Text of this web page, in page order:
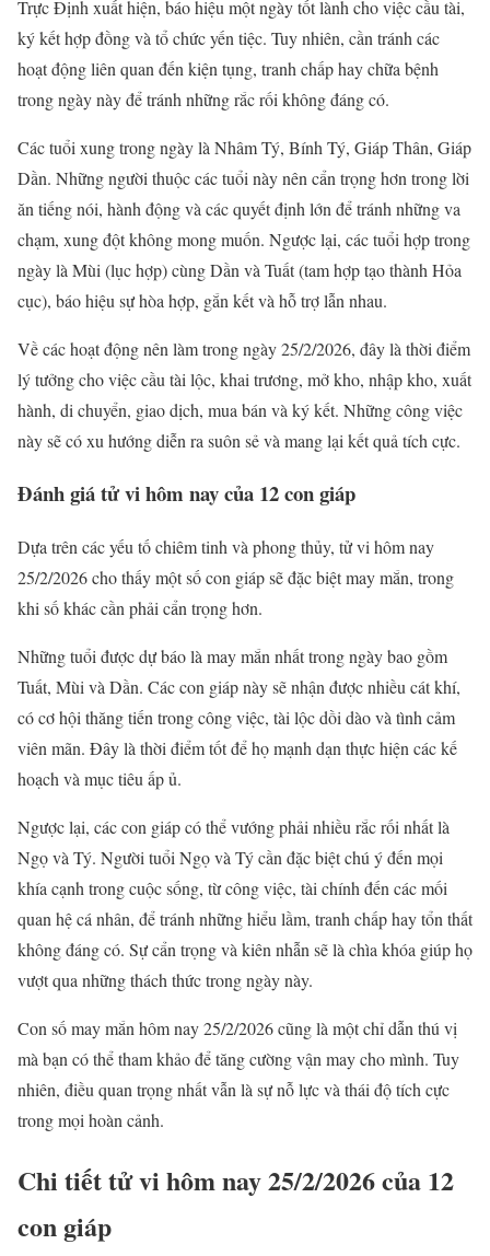
Trực Định xuất hiện, báo hiệu một ngày tốt lành cho việc cầu tài,
ký kết hợp đồng và tổ chức yến tiệc. Tuy nhiên, cần tránh các
hoạt động liên quan đến kiện tụng, tranh chấp hay chữa bệnh
trong ngày này để tránh những rắc rối không đáng có.
Các tuổi xung trong ngày là Nhâm Tý, Bính Tý, Giáp Thân, Giáp
Dần. Những người thuộc các tuổi này nên cẩn trọng hơn trong lời
ăn tiếng nói, hành động và các quyết định lớn để tránh những va
chạm, xung đột không mong muốn. Ngược lại, các tuổi hợp trong
ngày là Mùi (lục hợp) cùng Dần và Tuất (tam hợp tạo thành Hỏa
cục), báo hiệu sự hòa hợp, gắn kết và hỗ trợ lẫn nhau.
Về các hoạt động nên làm trong ngày 25/2/2026, đây là thời điểm
lý tưởng cho việc cầu tài lộc, khai trương, mở kho, nhập kho, xuất
hành, di chuyển, giao dịch, mua bán và ký kết. Những công việc
này sẽ có xu hướng diễn ra suôn sẻ và mang lại kết quả tích cực.
Đánh giá tử vi hôm nay của 12 con giáp
Dựa trên các yếu tố chiêm tinh và phong thủy, tử vi hôm nay
25/2/2026 cho thấy một số con giáp sẽ đặc biệt may mắn, trong
khi số khác cần phải cẩn trọng hơn.
Những tuổi được dự báo là may mắn nhất trong ngày bao gồm
Tuất, Mùi và Dần. Các con giáp này sẽ nhận được nhiều cát khí,
có cơ hội thăng tiến trong công việc, tài lộc dồi dào và tình cảm
viên mãn. Đây là thời điểm tốt để họ mạnh dạn thực hiện các kế
hoạch và mục tiêu ấp ủ.
Ngược lại, các con giáp có thể vướng phải nhiều rắc rối nhất là
Ngọ và Tý. Người tuổi Ngọ và Tý cần đặc biệt chú ý đến mọi
khía cạnh trong cuộc sống, từ công việc, tài chính đến các mối
quan hệ cá nhân, để tránh những hiểu lầm, tranh chấp hay tổn thất
không đáng có. Sự cẩn trọng và kiên nhẫn sẽ là chìa khóa giúp họ
vượt qua những thách thức trong ngày này.
Con số may mắn hôm nay 25/2/2026 cũng là một chỉ dẫn thú vị
mà bạn có thể tham khảo để tăng cường vận may cho mình. Tuy
nhiên, điều quan trọng nhất vẫn là sự nỗ lực và thái độ tích cực
trong mọi hoàn cảnh.
Chi tiết tử vi hôm nay 25/2/2026 của 12
con giáp